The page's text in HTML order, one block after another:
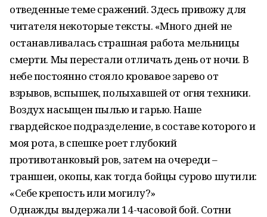
отведенные теме сражений. Здесь привожу для
читателя некоторые тексты. «Много дней не
останавливалась страшная работа мельницы
смерти. Мы перестали отличать день от ночи. В
небе постоянно стояло кровавое зарево от
взрывов, вспышек, полыхавшей от огня техники.
Воздух насыщен пылью и гарью. Наше
гвардейское подразделение, в составе которого и
моя рота, в спешке роет глубокий
противотанковый ров, затем на очереди –
траншеи, окопы, как тогда бойцы сурово шутили:
«Себе крепость или могилу?»
Однажды выдержали 14-часовой бой. Сотни